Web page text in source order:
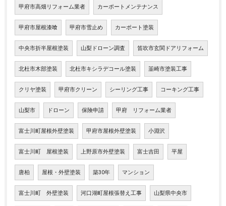
甲府市高畑リフォーム業者 カーポートメンテナンス
甲府市屋根漆喰 甲府市雪止め カーポート塗装
中央市折半屋根塗装 山梨ドローン調査 笛吹市玄関ドアリフォーム
北杜市木部塗装 北杜市キシラデコール塗装 韮崎市塗装工事
クリヤ塗装 甲府市クリーン シーリング工事 コーキング工事
山梨市 ドローン 保険申請 甲府 リフォーム業者
富士川町屋根外壁塗装 甲府市屋根外壁塗装 小淵沢
富士川町 屋根塗装 上野原市外壁塗装 富士吉田 平屋
唐柏 屋根・外壁塗装 築30年 マンション
富士川町 外壁塗装 河口湖町屋根張替え工事 山梨県中央市